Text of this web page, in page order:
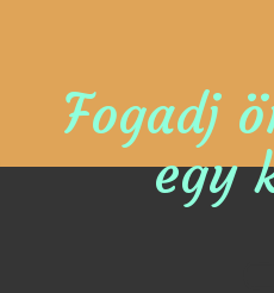
Fogadj
egy